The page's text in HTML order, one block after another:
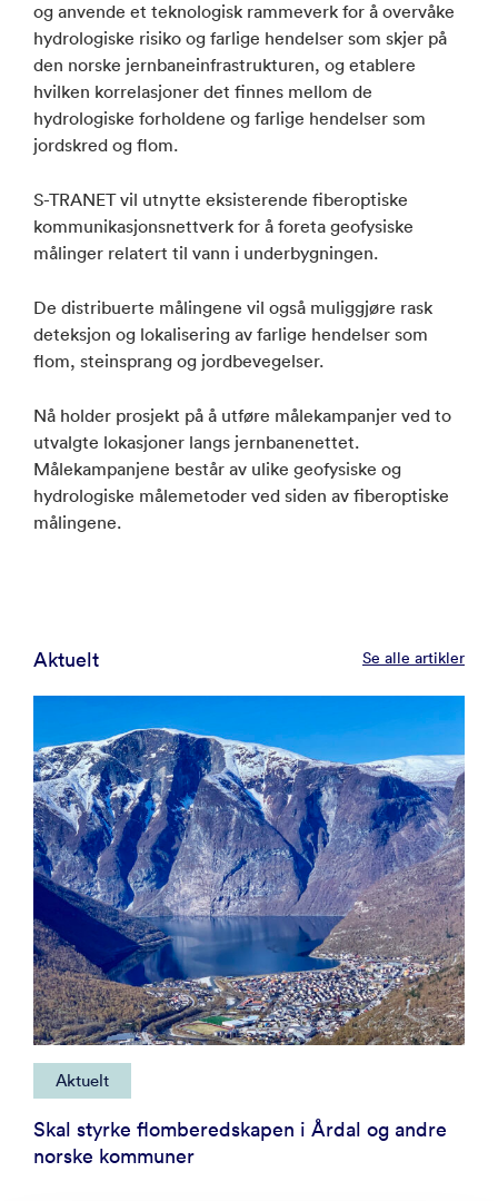
og anvende et teknologisk rammeverk for å overvåke
hydrologiske risiko og farlige hendelser som skjer på
den norske jernbaneinfrastrukturen, og etablere
hvilken korrelasjoner det finnes mellom de
hydrologiske forholdene og farlige hendelser som
jordskred og flom.
S-TRANET vil utnytte eksisterende fiberoptiske
kommunikasjonsnettverk for å foreta geofysiske
målinger relatert til vann i underbygningen.
De distribuerte målingene vil også muliggjøre rask
deteksjon og lokalisering av farlige hendelser som
flom, steinsprang og jordbevegelser.
Nå holder prosjekt på å utføre målekampanjer ved to
utvalgte lokasjoner langs jernbanenettet.
Målekampanjene består av ulike geofysiske og
hydrologiske målemetoder ved siden av fiberoptiske
målingene.
Aktuelt Se alle artikler
Aktuelt
Skal styrke flomberedskapen i Årdal og andre
norske kommuner